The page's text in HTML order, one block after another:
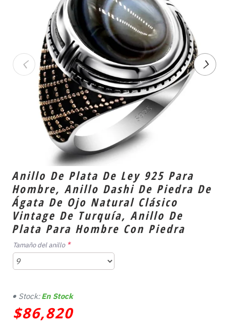
Anillo De Plata De Ley 925 Para
Hombre, Anillo Dashi De Piedra De
Ágata De Ojo Natural Clásico
Vintage De Turquía, Anillo De
Plata Para Hombre Con Piedra
$86,820
Stock: En Stock
Tamaño del anillo